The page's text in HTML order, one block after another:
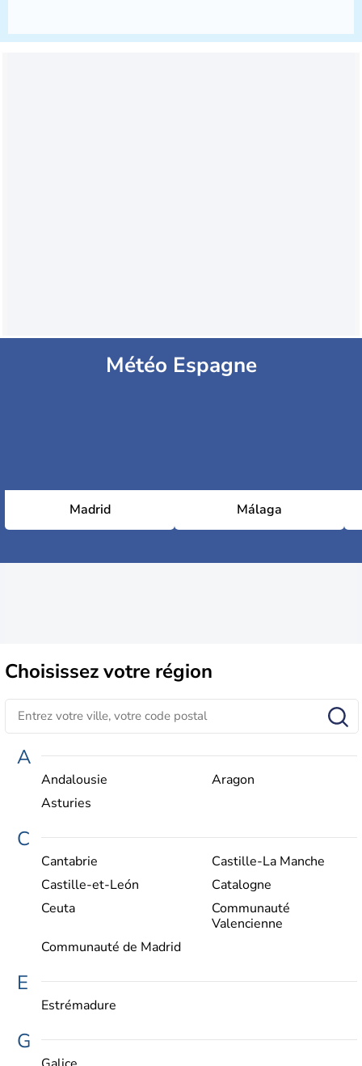
Météo Espagne
Madrid Málaga
Choisissezvotre région
A
Andalousie
Aragon
Asturies
C
Cantabrie
Castille-La Manche
Castille-et-León
Catalogne
Ceuta
Communauté
Valencienne
Communauté de Madrid
E
Estrémadure
G